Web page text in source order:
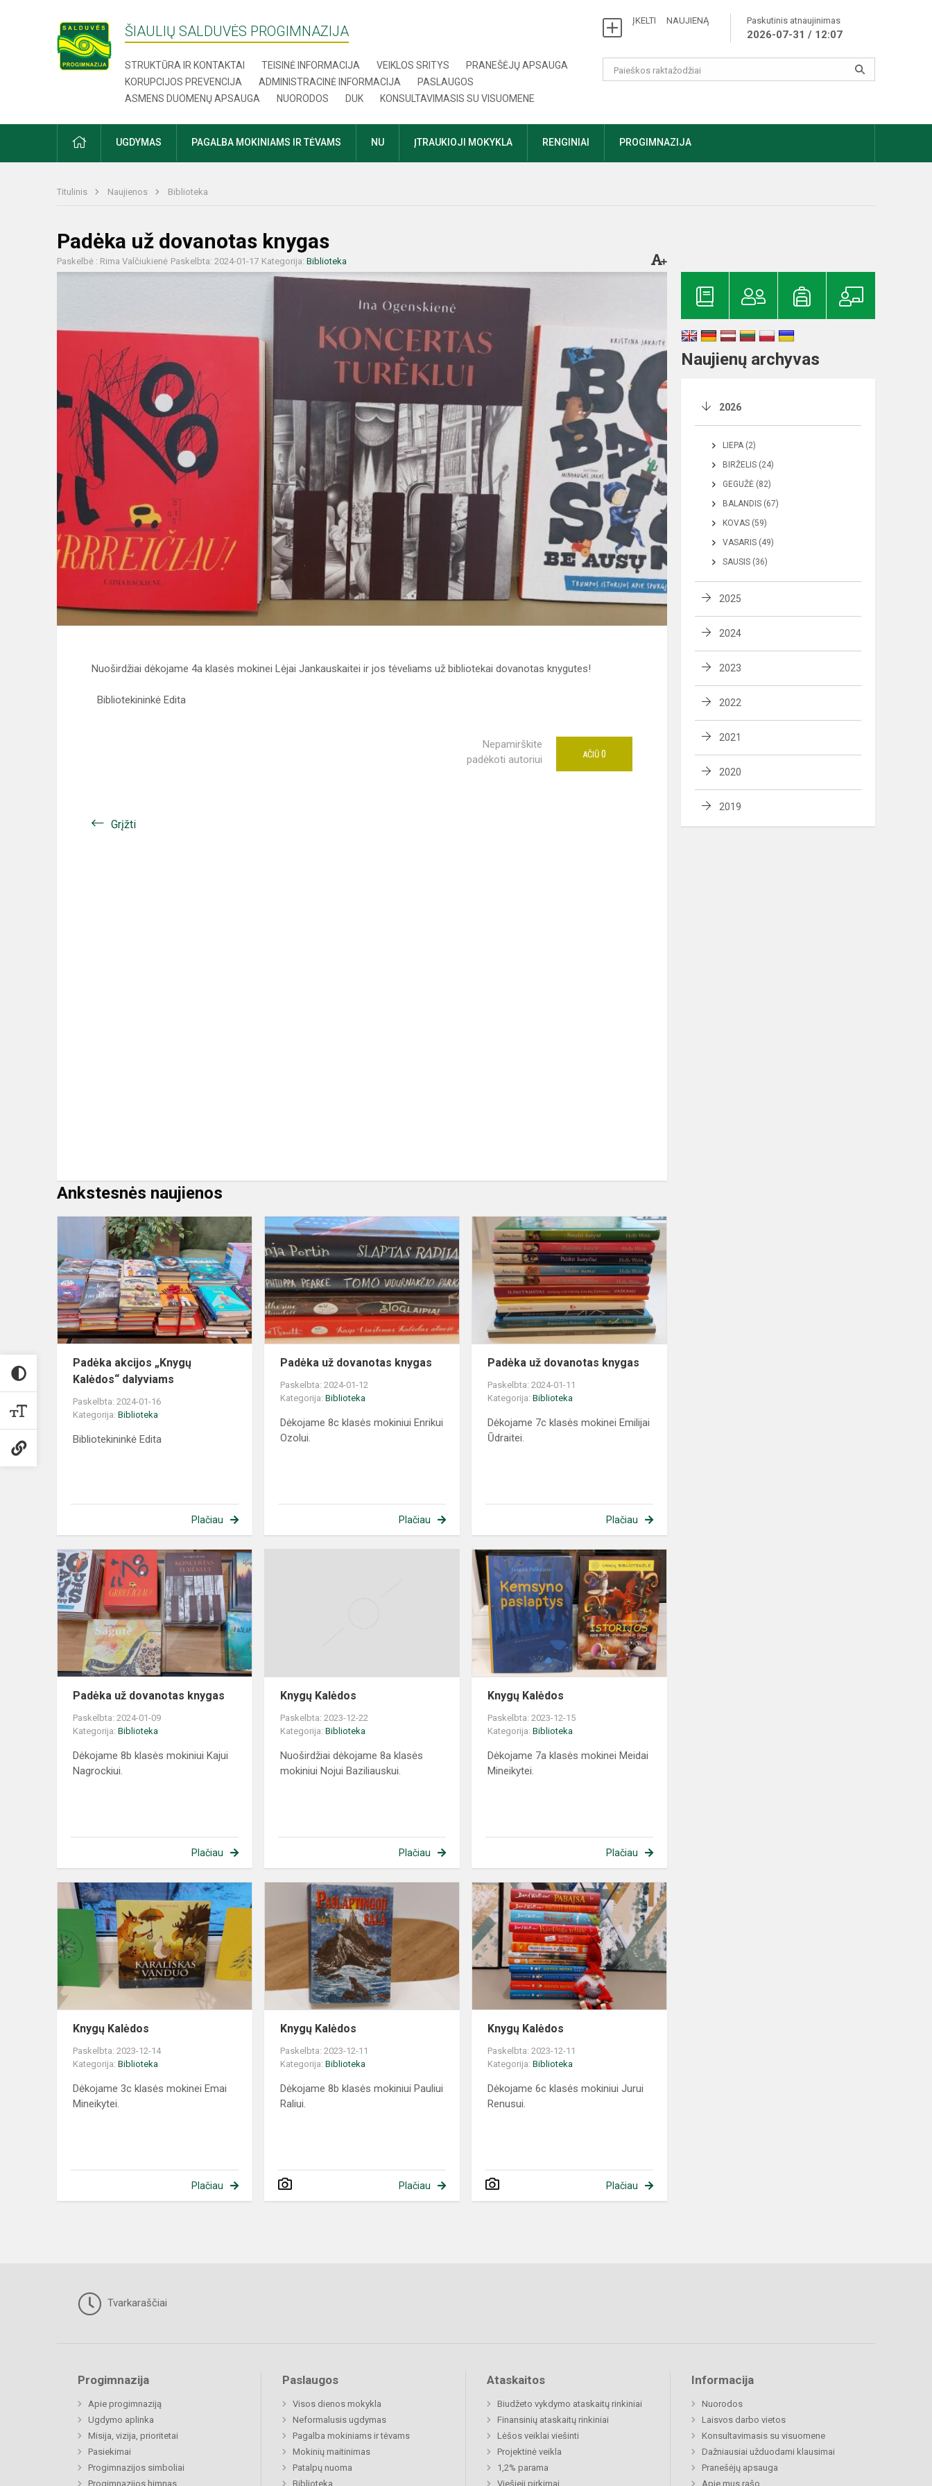
ŠIAULIŲ SALDUVĖS PROGIMNAZIJA
STRUKTŪRA IR KONTAKTAI TEISINĖ INFORMACIJA VEIKLOS SRITYS
PRANEŠĖJŲ APSAUGA
KORUPCIJOS PREVENCIJA
ADMINISTRACINĖ INFORMACIJA
PASLAUGOS
ASMENS DUOMENŲ APSAUGA
NUORODOS DUK KONSULTAVIMASIS SU VISUOMENE
ĮKELTI NAUJIENĄ Paskutinis atnaujinimas
2026-07-31 / 12:07
UGDYMAS PAGALBA MOKINIAMS IR TĖVAMS NU ĮTRAUKIOJI MOKYKLA RENGINIAI PROGIMNAZIJA
Titulinis Naujienos Biblioteka
Padėka už dovanotas knygas
Paskelbė : Rima Valčiukienė Paskelbta: 2024-01-17 Kategorija: Biblioteka
Nuoširdžiai dėkojame 4a klasės mokinei Lėjai Jankauskaitei ir jos tėveliams už bibliotekai dovanotas knygutes!
Bibliotekininkė Edita
Nepamirškite
padėkoti autoriui
AČIŪ 0
Grįžti
Ankstesnės naujienos
Padėka akcijos „Knygų
Kalėdos“ dalyviams
Paskelbta: 2024-01-16
Kategorija: Biblioteka
Bibliotekininkė Edita
Plačiau
Padėka už dovanotas knygas
Paskelbta: 2024-01-12
Kategorija:Biblioteka
Dėkojame 8c klasės mokiniui Enrikui
Ozolui.
Plačiau
Padėka už dovanotas knygas
Paskelbta: 2024-01-11
Kategorija:Biblioteka
Dėkojame 7c klasės mokinei Emilijai
Ūdraitei.
Plačiau
Padėka už dovanotas knygas
Paskelbta: 2024-01-09
Kategorija: Biblioteka
Dėkojame 8b klasės mokiniui Kajui
Nagrockiui.
Plačiau
Knygų Kalėdos
Paskelbta: 2023-12-22
Kategorija:Biblioteka
Nuoširdžiai dėkojame 8a klasės
mokiniui Nojui Baziliauskui.
Plačiau
Knygų Kalėdos
Paskelbta: 2023-12-15
Kategorija:Biblioteka
Dėkojame 7a klasės mokinei Meidai
Mineikytei.
Plačiau
Knygų Kalėdos
Paskelbta: 2023-12-14
Kategorija: Biblioteka
Dėkojame 3c klasės mokinei Emai
Mineikytei.
Plačiau
Knygų Kalėdos
Paskelbta: 2023-12-11
Kategorija:Biblioteka
Dėkojame 8b klasės mokiniui Pauliui
Raliui.
Plačiau
Knygų Kalėdos
Paskelbta: 2023-12-11
Kategorija:Biblioteka
Dėkojame 6c klasės mokiniui Jurui
Renusui.
Plačiau
Naujienų archyvas
2026
LIEPA (2)
BIRŽELIS (24)
GEGUŽĖ (82)
BALANDIS (67)
KOVAS (59)
VASARIS (49)
SAUSIS (36)
2025
2024
2023
2022
2021
2020
2019
Tvarkaraščiai
Progimnazija
Apie progimnaziją
Ugdymo aplinka
Misija, vizija, prioritetai
Pasiekimai
Progimnazijos simboliai
Progimnazijos himnas
Paslaugos
Visos dienos mokykla
Neformalusis ugdymas
Pagalba mokiniams ir tėvams
Mokinių maitinimas
Patalpų nuoma
Biblioteka
Ataskaitos
Biudžeto vykdymo ataskaitų rinkiniai
Finansinių ataskaitų rinkiniai
Lėšos veiklai viešinti
Projektinė veikla
1,2% parama
Viešieji pirkimai
Informacija
Nuorodos
Laisvos darbo vietos
Konsultavimasis su visuomene
Dažniausiai užduodami klausimai
Pranešėjų apsauga
Apie mus rašo